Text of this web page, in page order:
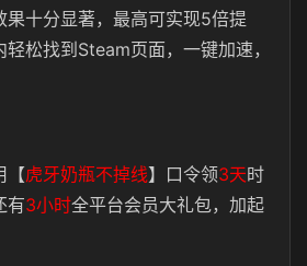
果十分显著，最高可实现5倍提
松找到Steam页面，一键加速，
【虎牙奶瓶不掉线】口令领3天时
有3小时全平台会员大礼包，加起